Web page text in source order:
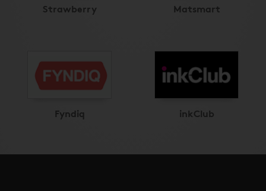
Strawberry Matsmart
Fyndiq inkClub